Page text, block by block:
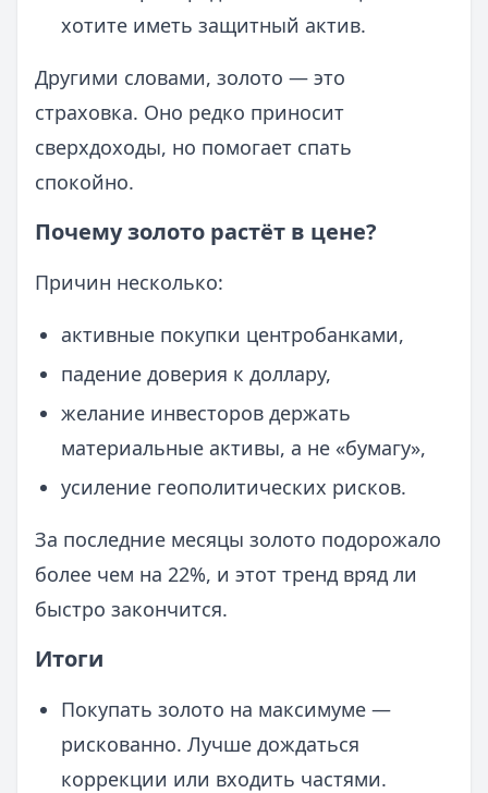
хотите иметь защитный актив.
Другими словами, золото — это
страховка. Оно редко приносит
сверхдоходы, но помогает спать
спокойно.
Почему золото растёт в цене?
Причин несколько:
активные покупки центробанками,
падение доверия к доллару,
желание инвесторов держать
материальные активы, а не «бумагу»,
усиление геополитических рисков.
За последние месяцы золото подорожало
более чем на 22%, и этот тренд вряд ли
быстро закончится.
Итоги
Покупать золото на максимуме —
рискованно. Лучше дождаться
коррекции или входить частями.